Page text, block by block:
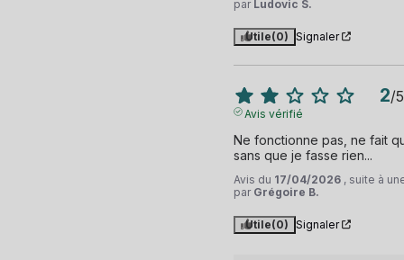
par Ludovic S.
Utile(0) Signaler
2/5
Avis vérifié
Ne fonctionne pas, ne fait
sans que je fasse rien...
Avis du 17/04/2026 , suite à
par Grégoire B.
Utile(0) Signaler